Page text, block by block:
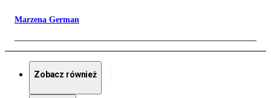
Marzena German
Zobacz również